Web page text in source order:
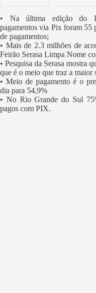
• Na última edição do
pagamentos via Pix foram 55
de pagamentos;
• Mais de 2.3 milhões de
Feirão Serasa Limpa Nome
• Pesquisa da Serasa mostra
que é o meio que traz a maior
• Meio de pagamento é o
dia para 54,9%
• No Rio Grande do Sul
pagos com PIX.